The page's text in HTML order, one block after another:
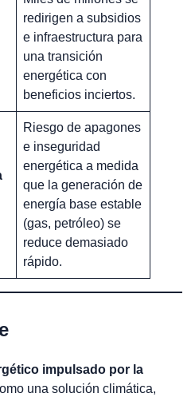
redirigen a subsidios
e infraestructura para
una transición
energética con
beneficios inciertos.
Riesgo de apagones
e inseguridad
energética a medida
que la generación de
energía base estable
(gas, petróleo) se
reduce demasiado
rápido.
impulsado por la
una solución climática,